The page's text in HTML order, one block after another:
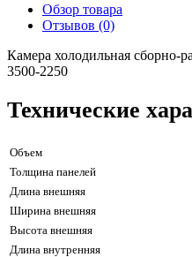
Обзор товара
Отзывов (0)
Камера холодильная сборно-
3500-2250
Технические
Объем
Толщина панелей
Длина внешняя
Ширина внешняя
Высота внешняя
Длина внутренняя